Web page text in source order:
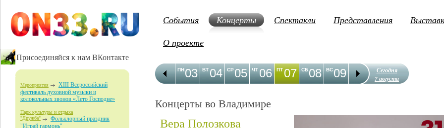
Присоединяйся к нам ВКонтакте
Мероприятия
XIII Всероссийский
фестиваль духовной музыки и
колокольных звонов «Лето Господне»
Парк культуры и отдыха
"Дружба"
Фольклорный праздник
"Играй гармонь"
События Концерты Спектакли Представления
О проекте
03
ПН 04
ВТ 05
СР 06
ЧТ 07
ПТ 08
СБ 09
ВС 10
ПН 11
ВТ 12
СР
Сегодня
7 августа
Концерты во Владимире
Вера Полозкова